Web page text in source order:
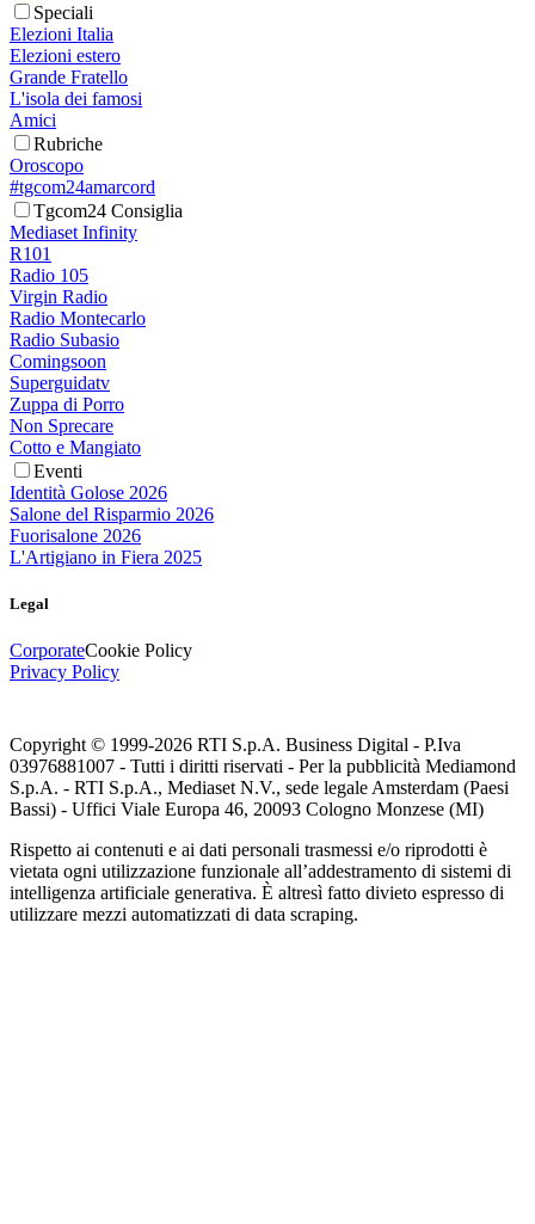
Speciali
Elezioni Italia
Elezioni estero
Grande Fratello
L'isola dei famosi
Amici
Rubriche
Oroscopo
#tgcom24amarcord
Tgcom24 Consiglia
Mediaset Infinity
R101
Radio 105
Virgin Radio
Radio Montecarlo
Radio Subasio
Comingsoon
Superguidatv
Zuppa di Porro
Non Sprecare
Cotto e Mangiato
Eventi
Identità Golose 2026
Salone del Risparmio 2026
Fuorisalone 2026
L'Artigiano in Fiera 2025
Legal
CorporateCookie Policy
Privacy Policy
Copyright © 1999-2026 RTI S.p.A. Business Digital - P.Iva
03976881007 - Tutti i diritti riservati - Per la pubblicità Mediamond
S.p.A. - RTI S.p.A., Mediaset N.V., sede legale Amsterdam (Paesi
Bassi) - Uffici Viale Europa 46, 20093 Cologno Monzese (MI)
Rispetto ai contenuti e ai dati personali trasmessi e/o riprodotti è
vietata ogni utilizzazione funzionale all’addestramento di sistemi di
intelligenza artificiale generativa. È altresì fatto divieto espresso di
utilizzare mezzi automatizzati di data scraping.